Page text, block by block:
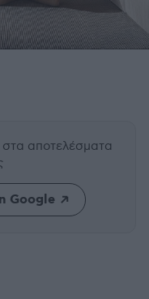
στα αποτελέσματα
Google